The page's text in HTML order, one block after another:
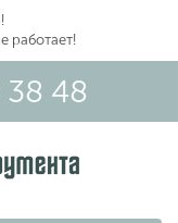
работает!
38 48